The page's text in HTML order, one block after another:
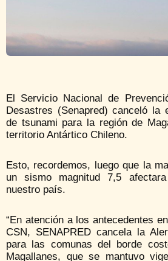
El Servicio Nacional de
Desastres (Senapred) canceló la
de tsunami para la región de
territorio Antártico Chileno.
Esto, recordemos, luego que la
un sismo magnitud 7,5
nuestro país.
“En atención a los antecedentes
CSN, SENAPRED cancela la
para las comunas del borde
Magallanes, que se mantuvo